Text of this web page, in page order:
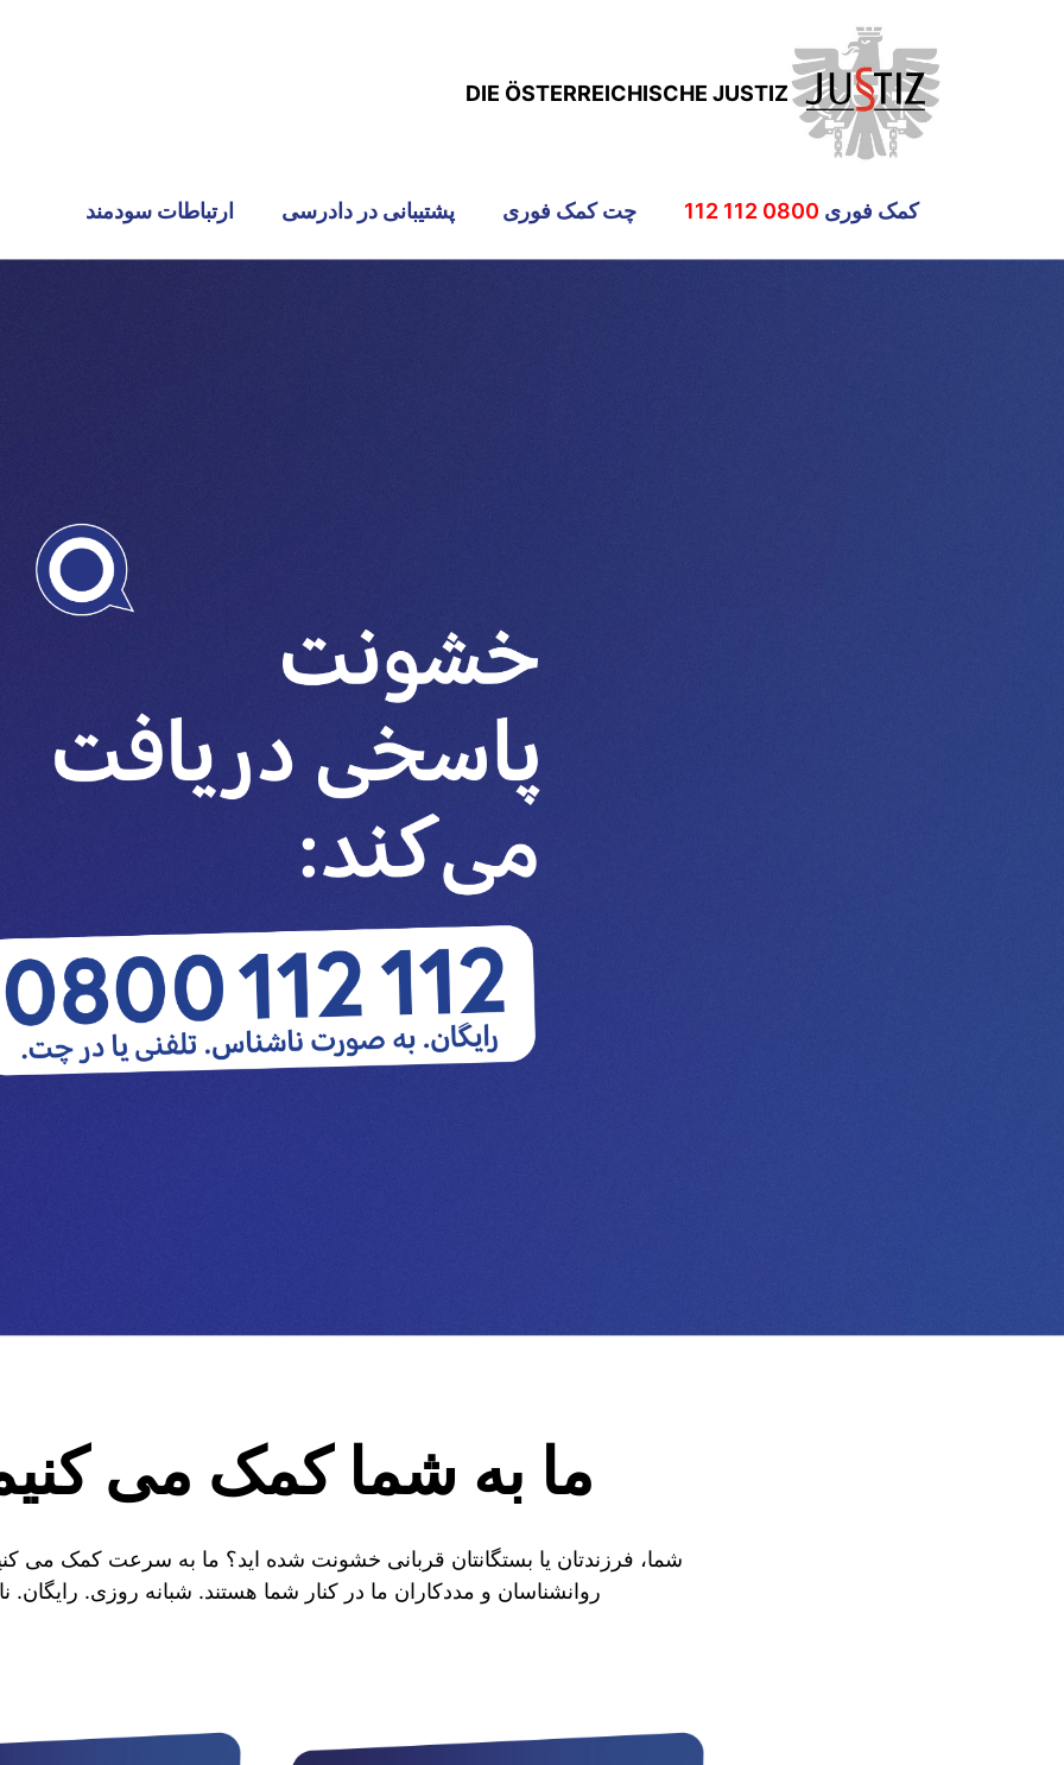
DIE ÖSTERREICHISCHE JUSTIZ
کمک فوری 0800 112 112 چت کمک فوری پشتیبانی در دادرسی ارتباطات سودمند
ما به شما کمک می
شما، فرزندتان یا بستگانتان قربانی خشونت شده اید؟ ما به سرعت کمک می
روانشناسان و مددکاران ما در کنار شما هستند. شبانه روزی. رایگان.